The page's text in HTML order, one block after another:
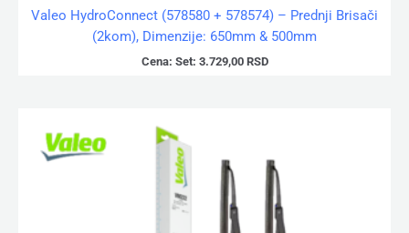
Valeo HydroConnect (578580 + 578574) – Prednji Brisači
(2kom), Dimenzije: 650mm & 500mm
Cena: Set: 3.729,00 RSD